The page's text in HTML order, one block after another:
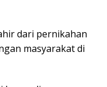
dari pernikahan
masyarakat di